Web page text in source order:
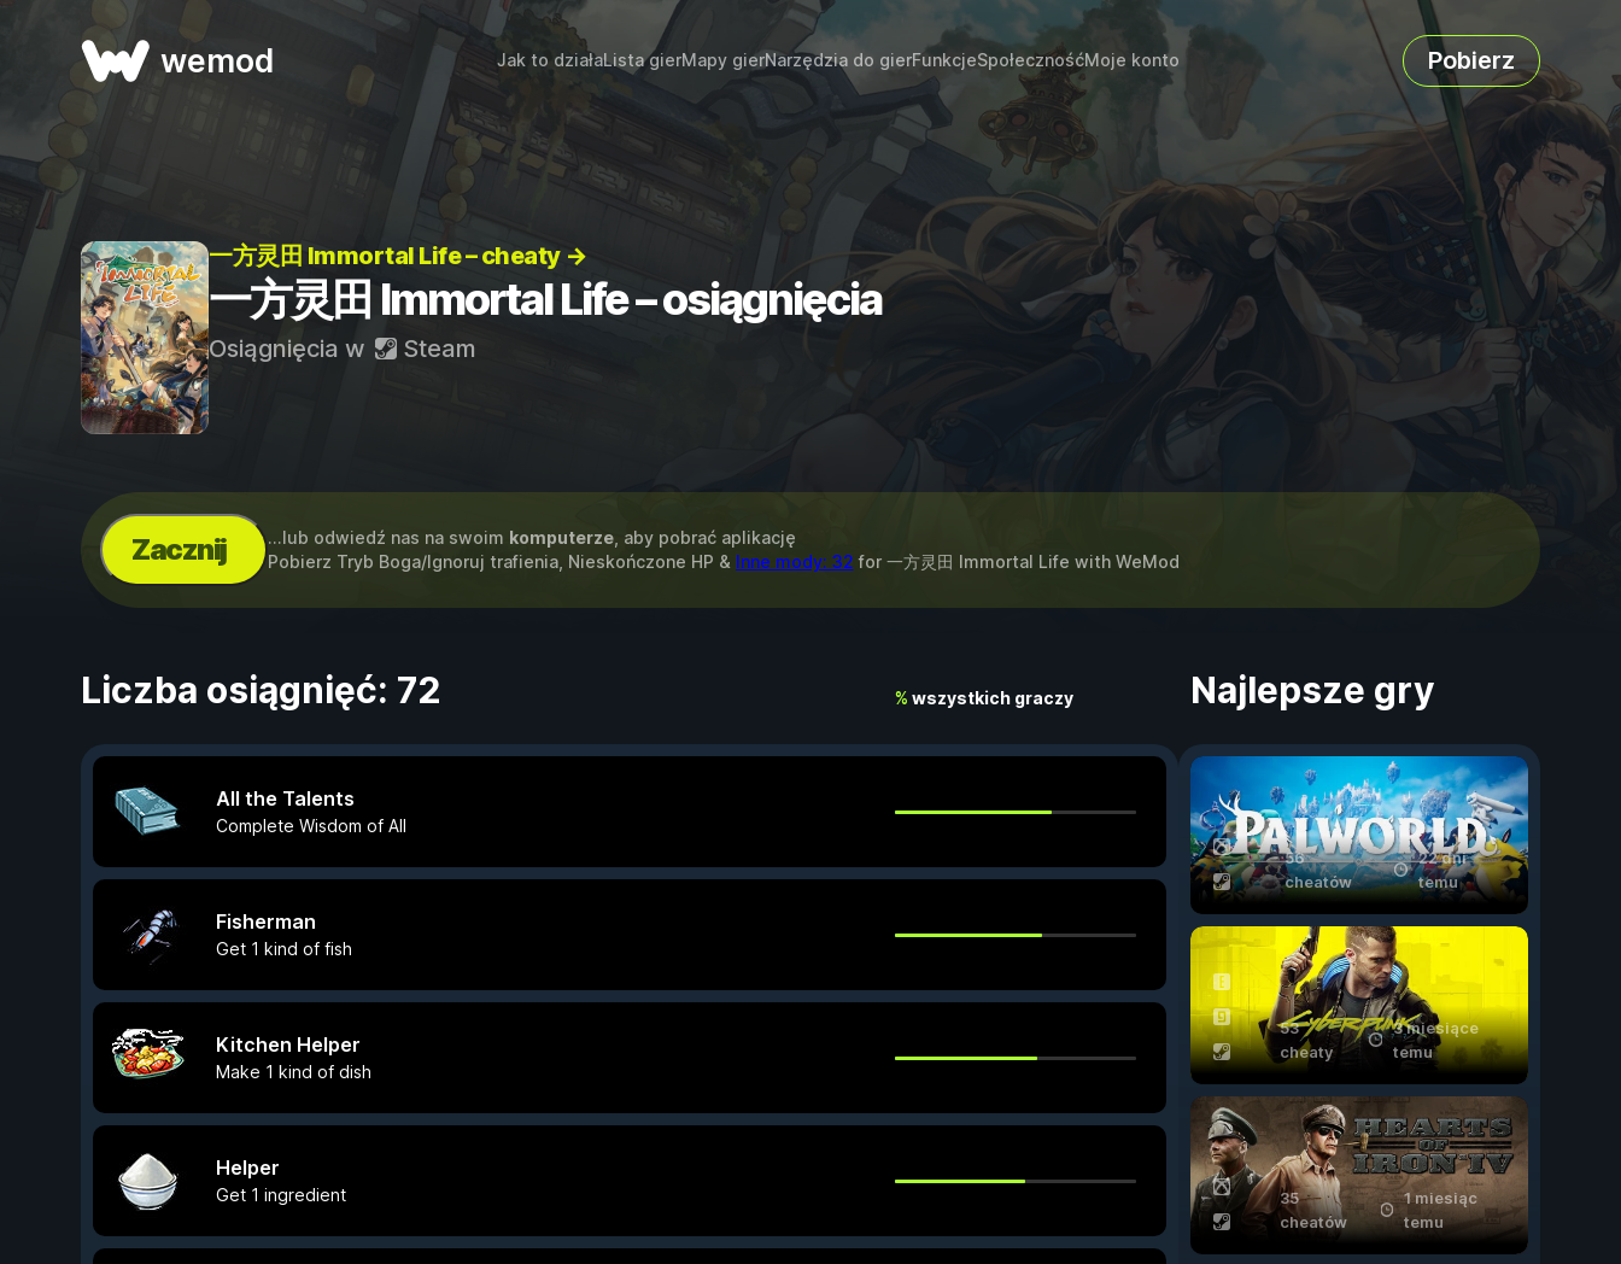
wemod Jak to działaLista gierMapy gierNarzędzia do gierFunkcjeSpołecznośćMoje konto Pobierz
一方灵田 Immortal Life – cheaty →
一方灵田 Immortal Life – osiągnięcia
Osiągnięcia w Steam
Zacznij ...lub odwiedź nas na swoim komputerze, aby pobrać aplikację
Pobierz Tryb Boga/Ignoruj trafienia, Nieskończone HP & Inne mody: 32 for 一方灵田 Immortal Life with WeMod
Liczba osiągnięć: 72 % wszystkich graczy
All the Talents
Complete Wisdom of All
Fisherman
Get 1 kind of fish
Kitchen Helper
Make 1 kind of dish
Helper
Get 1 ingredient
Najlepsze gry
56
cheatów
22 dni
temu
53
cheaty
3 miesiące
temu
35
cheatów
1 miesiąc
temu